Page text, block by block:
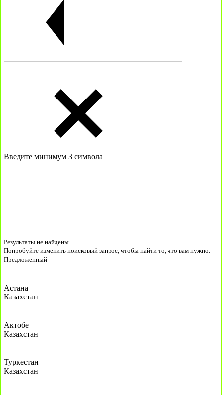
Введите минимум 3 символа
Результаты не найдены
Попробуйте изменить поисковый запрос, чтобы найти то, что вам нужно.
Предложенный
Астана
Казахстан
Актобе
Казахстан
Туркестан
Казахстан